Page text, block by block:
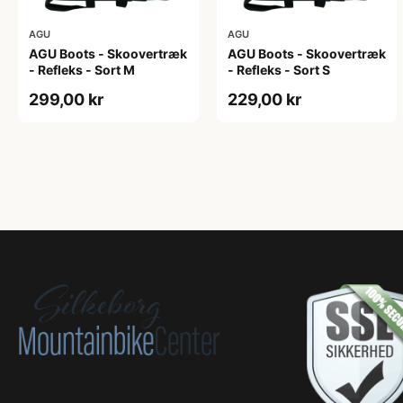
AGU
AGU Boots - Skoovertræk
- Refleks - Sort M
299,00 kr
AGU
AGU Boots - Skoovertræk
- Refleks - Sort S
229,00 kr